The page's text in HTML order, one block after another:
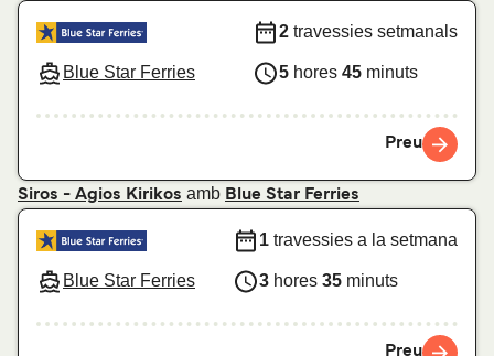
Blue Star Ferries
2 travessies setmanals
5 hores 45 minuts
Preu
Siros - Agios Kirikos amb Blue Star Ferries
Blue Star Ferries
1 travessies a la setmana
3 hores 35 minuts
Preu